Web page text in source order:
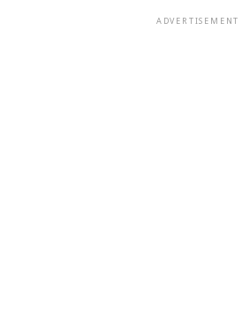
ADVERTISEMENT